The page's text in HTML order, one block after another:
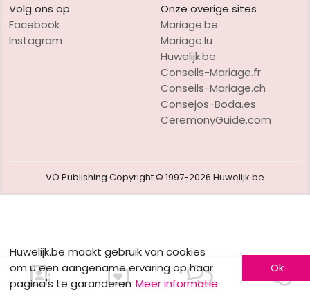
Volg ons op
Facebook
Instagram
Onze overige sites
Mariage.be
Mariage.lu
Huwelijk.be
Conseils-Mariage.fr
Conseils-Mariage.ch
Consejos-Boda.es
CeremonyGuide.com
VO Publishing Copyright © 1997-2026 Huwelijk.be
Huwelijk.be maakt gebruik van cookies
om u een aangename ervaring op haar
pagina's te garanderen Meer informatie
Ok